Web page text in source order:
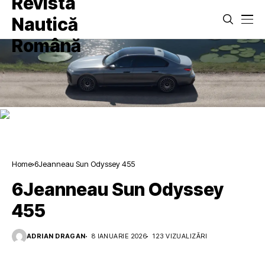
Home 6Jeanneau Sun Odyssey 455
6Jeanneau Sun Odyssey
455
ADRIAN DRAGAN 8 IANUARIE 2026 123 VIZUALIZĂRI